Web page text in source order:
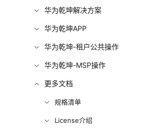
华为乾坤解决方案
华为乾坤APP
华为乾坤-租户公共操作
华为乾坤-MSP操作
更多文档
规格清单
License介绍